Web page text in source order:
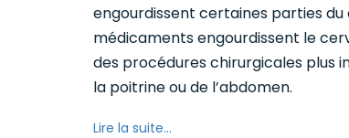
engourdissent certaines parties du
médicaments engourdissent le
des procédures chirurgicales plus
la poitrine ou de l’abdomen.
Lire la suite...